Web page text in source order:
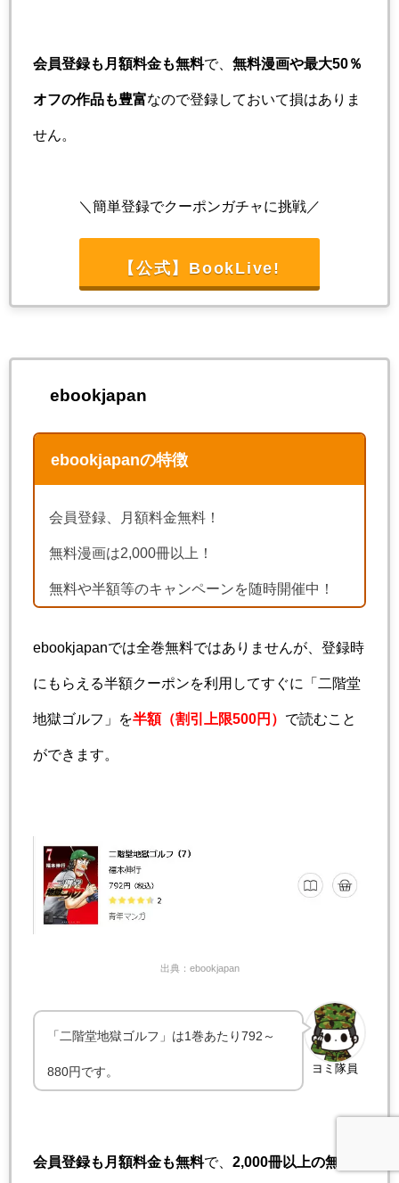
会員登録も月額料金も無料で、 無料漫画や最大50％
オフの作品も豊富なので登録しておいて損はありま
せん。
＼簡単登録でクーポンガチャに挑戦／
【公式】BookLive!
ebookjapan
ebookjapanの特徴
会員登録、月額料金無料！
無料漫画は2,000冊以上！
無料や半額等のキャンペーンを随時開催中！
ebookjapanでは全巻無料ではありませんが、登録時
にもらえる半額クーポンを利用してすぐに「二階堂
地獄ゴルフ」を半額（割引上限500円） で読むこと
ができます。
出典：ebookjapan
ヨミ隊員
「二階堂地獄ゴルフ」は1巻あたり792～
880円です。
会員登録も月額料金も無料で、 2,000冊以上の無料